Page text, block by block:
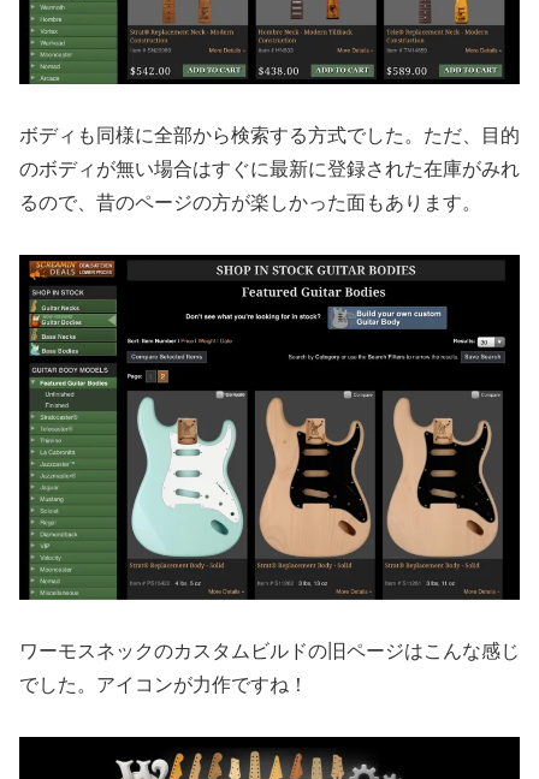
ボディも同様に全部から検索する方式でした。ただ、目的
のボディが無い場合はすぐに最新に登録された在庫がみれ
るので、昔のページの方が楽しかった面もあります。
ワーモスネックのカスタムビルドの旧ページはこんな感じ
でした。アイコンが力作ですね！